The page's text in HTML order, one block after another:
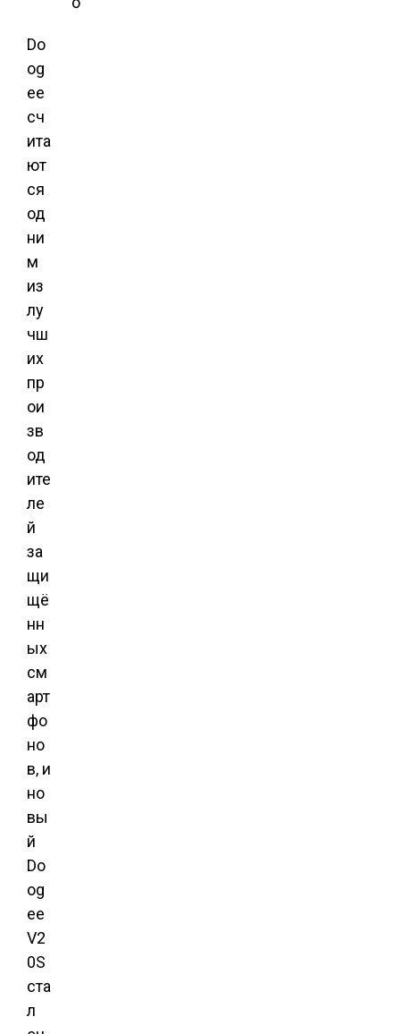
Do
og
ee
сч
ита
ют
ся
од
ни
м
из
лу
чш
их
пр
ои
зв
од
ите
ле
й
за
щи
щё
нн
ых
см
арт
фо
но
в, и
но
вы
й
Do
og
ee
V2
0S
ста
л